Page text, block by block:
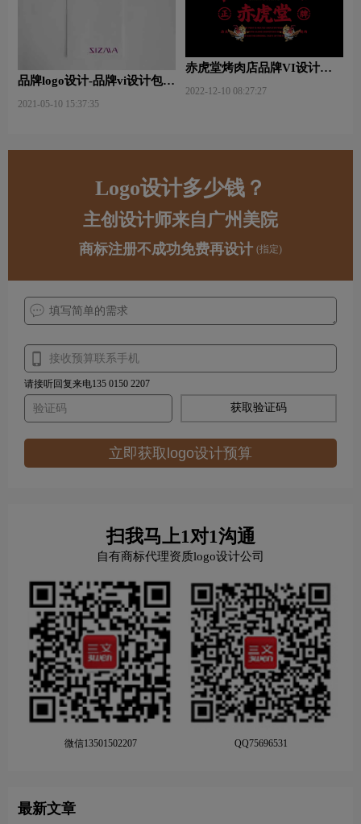
品牌logo设计-品牌vi设计包括
2021-05-10 15:37:35
赤虎堂烤肉店品牌VI设计赏
2022-12-10 08:27:27
Logo设计多少钱？
主创设计师来自广州美院
商标注册不成功免费再设计 (指定)
请接听回复来电135 0150 2207
获取验证码
立即获取logo设计预算
扫我马上1对1沟通
自有商标代理资质logo设计公司
微信13501502207 QQ75696531
最新文章